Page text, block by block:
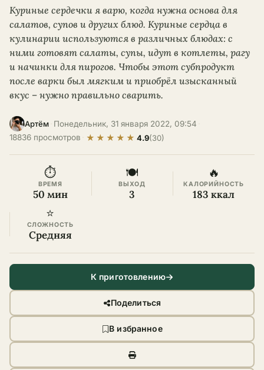
Куриные сердечки я варю, когда нужна основа для
салатов, супов и других блюд. Куриные сердца в
кулинарии используются в различных блюдах: с
ними готовят салаты, супы, идут в котлеты, рагу
и начинки для пирогов. Чтобы этот субпродукт
после варки был мягким и приобрёл изысканный
вкус – нужно правильно сварить.
Артём Понедельник, 31 января 2022, 09:54
18836 просмотров
★ ★ ★ ★ ★ 4.9(30)
⏱
ВРЕМЯ
50 мин
🍽
ВЫХОД
3
🔥
КАЛОРИЙНОСТЬ
183 ккал
⭐
СЛОЖНОСТЬ
Средняя
К приготовлению
Поделиться
В избранное